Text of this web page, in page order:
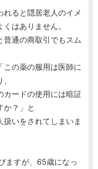
ると隠居老人のイメ
はありません。
普通の商取引でもスム
この薬の服用は医師に
カードの使用には暗証
か？」と
扱いをされてしまいま
ますが、65歳になっ